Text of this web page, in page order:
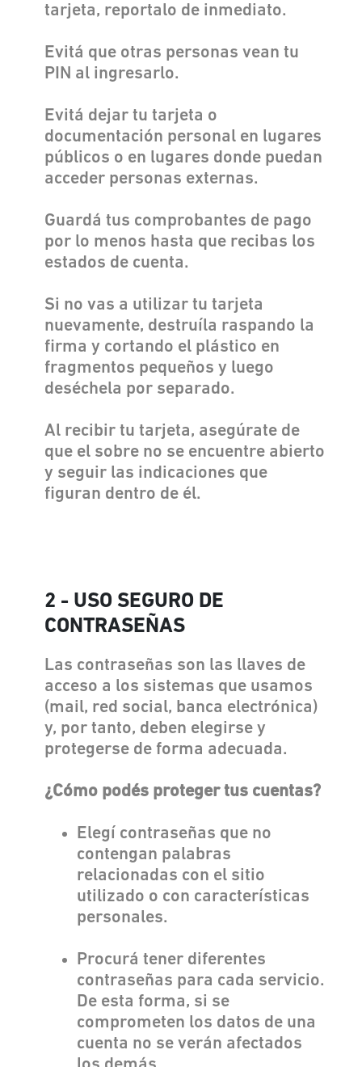
tarjeta, reportalo de inmediato.
Evitá que otras personas vean tu
PIN al ingresarlo.
Evitá dejar tu tarjeta o
documentación personal en lugares
públicos o en lugares donde puedan
acceder personas externas.
Guardá tus comprobantes de pago
por lo menos hasta que recibas los
estados de cuenta.
Si no vas a utilizar tu tarjeta
nuevamente, destruíla raspando la
firma y cortando el plástico en
fragmentos pequeños y luego
deséchela por separado.
Al recibir tu tarjeta, asegúrate de
que el sobre no se encuentre abierto
y seguir las indicaciones que
figuran dentro de él.
2 - USO SEGURO DE
CONTRASEÑAS
Las contraseñas son las llaves de
acceso a los sistemas que usamos
(mail, red social, banca electrónica)
y, por tanto, deben elegirse y
protegerse de forma adecuada.
¿Cómo podés proteger tus cuentas?
Elegí contraseñas que no
contengan palabras
relacionadas con el sitio
utilizado o con características
personales.
Procurá tener diferentes
contraseñas para cada servicio.
De esta forma, si se
comprometen los datos de una
cuenta no se verán afectados